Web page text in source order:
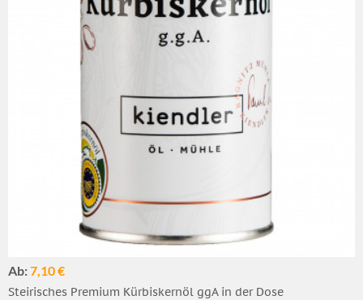
Ab:7,10 €
Steirisches Premium Kürbiskernöl ggA in der Dose